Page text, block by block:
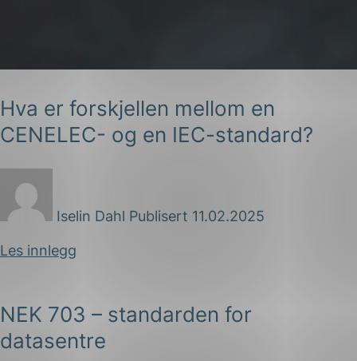
Hva er forskjellen mellom en
CENELEC- og en IEC-standard?
Iselin Dahl Publisert 11.02.2025
Les innlegg
NEK 703 – standarden for
datasentre